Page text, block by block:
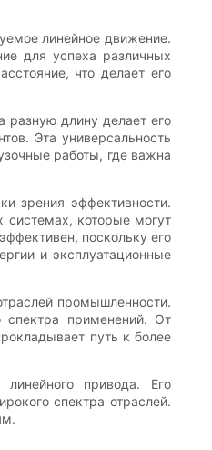
линейное движение.
для успеха различных
что делает его
разную длину делает его
Эта универсальность
работы, где важна
зрения эффективности.
системах, которые могут
поскольку его
и эксплуатационные
промышленности.
спектра применений. От
путь к более
линейного привода. Его
спектра отраслей.